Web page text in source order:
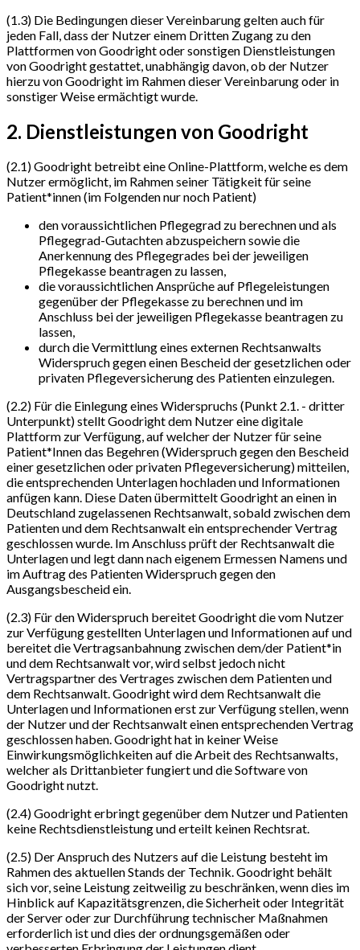
(1.3) Die Bedingungen dieser Vereinbarung gelten auch für
jeden Fall, dass der Nutzer einem Dritten Zugang zu den
Plattformen von Goodright oder sonstigen Dienstleistungen
von Goodright gestattet, unabhängig davon, ob der Nutzer
hierzu von Goodright im Rahmen dieser Vereinbarung oder in
sonstiger Weise ermächtigt wurde.
2. Dienstleistungen von Goodright
(2.1) Goodright betreibt eine Online-Plattform, welche es dem
Nutzer ermöglicht, im Rahmen seiner Tätigkeit für seine
Patient*innen (im Folgenden nur noch Patient)
den voraussichtlichen Pflegegrad zu berechnen und als
Pflegegrad-Gutachten abzuspeichern sowie die
Anerkennung des Pflegegrades bei der jeweiligen
Pflegekasse beantragen zu lassen,
die voraussichtlichen Ansprüche auf Pflegeleistungen
gegenüber der Pflegekasse zu berechnen und im
Anschluss bei der jeweiligen Pflegekasse beantragen zu
lassen,
durch die Vermittlung eines externen Rechtsanwalts
Widerspruch gegen einen Bescheid der gesetzlichen oder
privaten Pflegeversicherung des Patienten einzulegen.
(2.2) Für die Einlegung eines Widerspruchs (Punkt 2.1. - dritter
Unterpunkt) stellt Goodright dem Nutzer eine digitale
Plattform zur Verfügung, auf welcher der Nutzer für seine
Patient*Innen das Begehren (Widerspruch gegen den Bescheid
einer gesetzlichen oder privaten Pflegeversicherung) mitteilen,
die entsprechenden Unterlagen hochladen und Informationen
anfügen kann. Diese Daten übermittelt Goodright an einen in
Deutschland zugelassenen Rechtsanwalt, sobald zwischen dem
Patienten und dem Rechtsanwalt ein entsprechender Vertrag
geschlossen wurde. Im Anschluss prüft der Rechtsanwalt die
Unterlagen und legt dann nach eigenem Ermessen Namens und
im Auftrag des Patienten Widerspruch gegen den
Ausgangsbescheid ein.
(2.3) Für den Widerspruch bereitet Goodright die vom Nutzer
zur Verfügung gestellten Unterlagen und Informationen auf und
bereitet die Vertragsanbahnung zwischen dem/der Patient*in
und dem Rechtsanwalt vor, wird selbst jedoch nicht
Vertragspartner des Vertrages zwischen dem Patienten und
dem Rechtsanwalt. Goodright wird dem Rechtsanwalt die
Unterlagen und Informationen erst zur Verfügung stellen, wenn
der Nutzer und der Rechtsanwalt einen entsprechenden Vertrag
geschlossen haben. Goodright hat in keiner Weise
Einwirkungsmöglichkeiten auf die Arbeit des Rechtsanwalts,
welcher als Drittanbieter fungiert und die Software von
Goodright nutzt.
(2.4) Goodright erbringt gegenüber dem Nutzer und Patienten
keine Rechtsdienstleistung und erteilt keinen Rechtsrat.
(2.5) Der Anspruch des Nutzers auf die Leistung besteht im
Rahmen des aktuellen Stands der Technik. Goodright behält
sich vor, seine Leistung zeitweilig zu beschränken, wenn dies im
Hinblick auf Kapazitätsgrenzen, die Sicherheit oder Integrität
der Server oder zur Durchführung technischer Maßnahmen
erforderlich ist und dies der ordnungsgemäßen oder